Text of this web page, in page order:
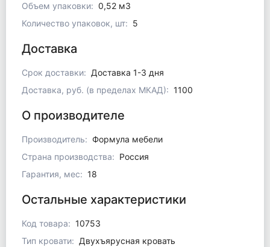
Объем упаковки: 0,52 м3
Количество упаковок, шт: 5
Доставка
Срок доставки: Доставка 1-3 дня
Доставка, руб. (в пределах МКАД): 1100
О производителе
Производитель: Формула мебели
Страна производства: Россия
Гарантия, мес: 18
Остальные характеристики
Код товара: 10753
Тип кровати: Двухъярусная кровать